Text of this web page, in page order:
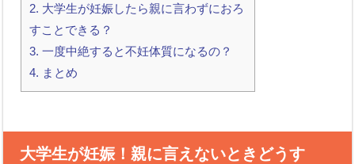
2. 大学生が妊娠したら親に言わずにおろ
すことできる？
3. 一度中絶すると不妊体質になるの？
4. まとめ
大学生が妊娠！親に言えないときどうす